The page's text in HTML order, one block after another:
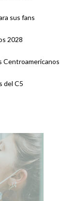
sus fans
2028
Centroamericanos
del C5